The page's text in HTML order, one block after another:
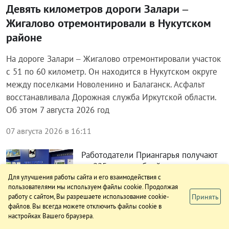
Ремонт дороги между Алехино и
Игорь Кобзев проверил ход
капремонта дороги в Качугском и
Жигаловском районах
В 2027 году в Приангарье заработает
компании X5 Group
НОВОСТИ КОМПАНИЙ
Из вуза – в профессию. В ИРНИТУ
Для улучшения работы сайта и его взаимодействия с
пользователями мы используем файлы cookie. Продолжая
работу с сайтом, Вы разрешаете использование cookie-
файлов. Вы всегда можете отключить файлы cookie в
настройках Вашего браузера.
Принять